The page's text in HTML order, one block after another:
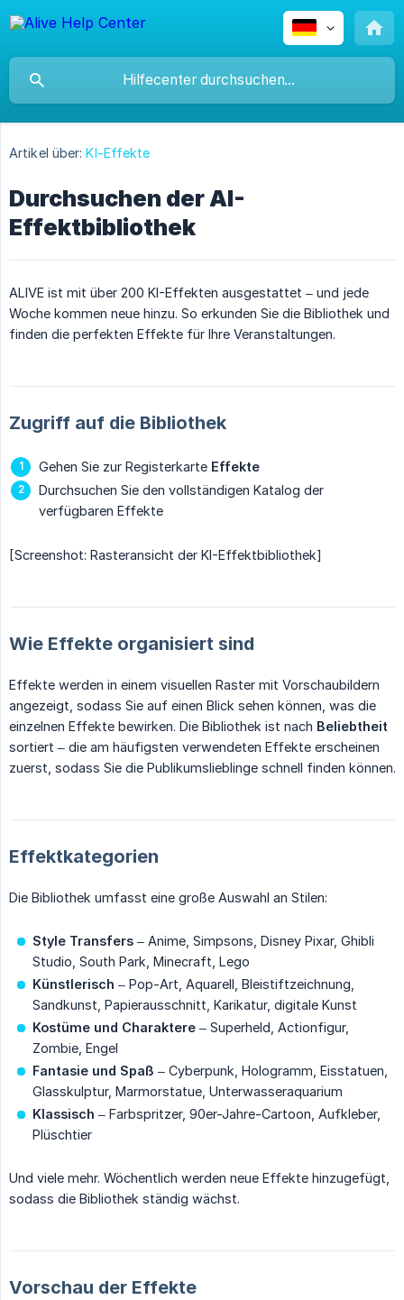
Artikel über: KI-Effekte
Durchsuchen der AI-
Effektbibliothek
ALIVE ist mit über 200 KI-Effekten ausgestattet – und jede
Woche kommen neue hinzu. So erkunden Sie die Bibliothek und
finden die perfekten Effekte für Ihre Veranstaltungen.
Zugriff auf die Bibliothek
Gehen Sie zur Registerkarte Effekte
Durchsuchen Sie den vollständigen Katalog der
verfügbaren Effekte
[Screenshot: Rasteransicht der KI-Effektbibliothek]
Wie Effekte organisiert sind
Effekte werden in einem visuellen Raster mit Vorschaubildern
angezeigt, sodass Sie auf einen Blick sehen können, was die
einzelnen Effekte bewirken. Die Bibliothek ist nach Beliebtheit
sortiert – die am häufigsten verwendeten Effekte erscheinen
zuerst, sodass Sie die Publikumslieblinge schnell finden können.
Effektkategorien
Die Bibliothek umfasst eine große Auswahl an Stilen:
Style Transfers – Anime, Simpsons, Disney Pixar, Ghibli
Studio, South Park, Minecraft, Lego
Künstlerisch – Pop-Art, Aquarell, Bleistiftzeichnung,
Sandkunst, Papierausschnitt, Karikatur, digitale Kunst
Kostüme und Charaktere – Superheld, Actionfigur,
Zombie, Engel
Fantasie und Spaß – Cyberpunk, Hologramm, Eisstatuen,
Glasskulptur, Marmorstatue, Unterwasseraquarium
Klassisch – Farbspritzer, 90er-Jahre-Cartoon, Aufkleber,
Plüschtier
Und viele mehr. Wöchentlich werden neue Effekte hinzugefügt,
sodass die Bibliothek ständig wächst.
Vorschau der Effekte